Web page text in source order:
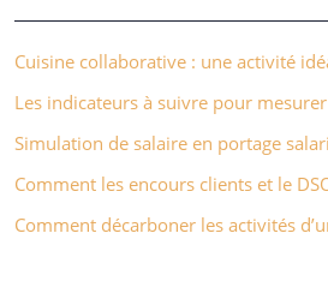
Cuisine collaborative : une activité
Les indicateurs à suivre pour
Simulation de salaire en portage
Comment les encours clients et le
Comment décarboner les activités